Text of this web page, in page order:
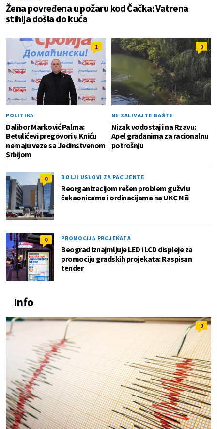
Žena povređena u požaru kod Čačka: Vatrena
stihija došla do kuća
1
POLITIKA
Dalibor Marković Palma:
Betulićevi pregovori u Kniću
nemaju veze sa Jedinstvenom
Srbijom
0
NE ZALIVAJTE BAŠTE
Nizak vodostaj i na Rzavu:
Apel građanima za racionalnu
potrošnju
0 BOLJI USLOVI ZA PACIJENTE
Reorganizacijom rešen problem gužvi u
čekaonicama i ordinacijama na UKC Niš
0 PROMOCIJA PROJEKATA
Beograd iznajmljuje LED i LCD displeje za
promociju gradskih projekata: Raspisan
tender
Info
0